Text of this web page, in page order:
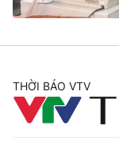
THỜI BÁO VTV